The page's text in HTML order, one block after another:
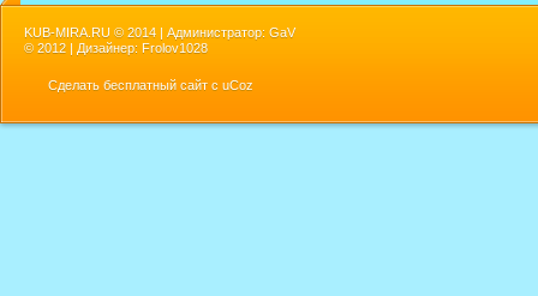
KUB-MIRA.RU © 2014 | Администратор: GaV
© 2012 | Дизайнер: Frolov1028
Сделать бесплатный сайт с uCoz